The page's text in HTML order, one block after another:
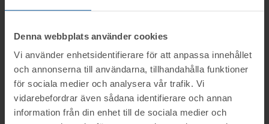
Denna webbplats använder cookies
Vi använder enhetsidentifierare för att anpassa innehållet
och annonserna till användarna, tillhandahålla funktioner
för sociala medier och analysera vår trafik. Vi
vidarebefordrar även sådana identifierare och annan
information från din enhet till de sociala medier och
Avslutad3/6 10:35
Slagavgift: 120 kr exkl.
2026-06-03
Rop 22:
Aluminiumtrappstege
Hede